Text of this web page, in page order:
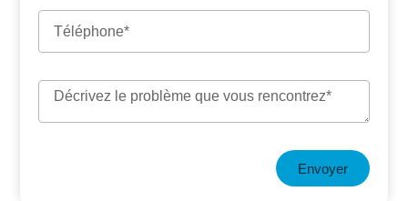
Envoyer